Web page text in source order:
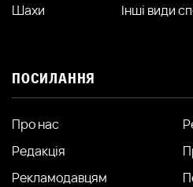
Шахи
Інші види
ПОСИЛАННЯ
Про нас
Редакція
Рекламодавцям